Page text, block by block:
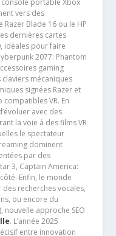
vers des
Blade 16 ou le HP
dernières cartes
idéales pour faire
2077: Phantom
gaming
mécaniques
signées Razer et
VR. En
avec des
la voie à des films VR
le spectateur
dominent
par des
3, Captain America:
Enfin, le monde
recherches vocales,
ou encore du
nouvelle approche SEO
. L’année 2025
entre innovation